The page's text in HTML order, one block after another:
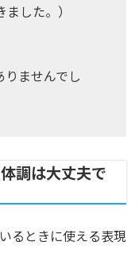
した。）
りませんでし
調は大丈夫で
るときに使える表現